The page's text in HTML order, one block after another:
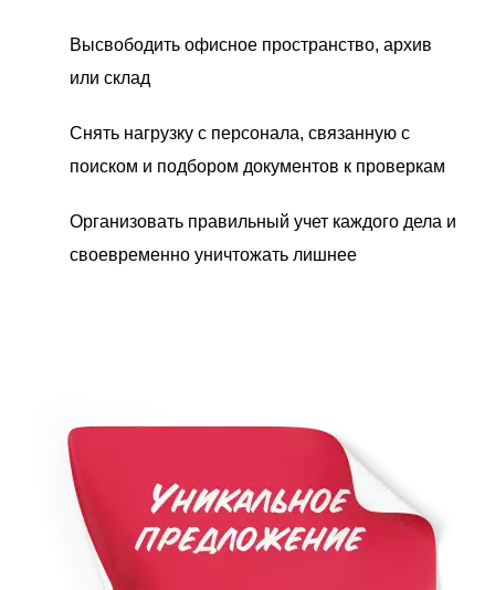
Высвободить офисное пространство, архив
или склад
Снять нагрузку с персонала, связанную с
поиском и подбором документов к проверкам
Организовать правильный учет каждого дела и
своевременно уничтожать лишнее